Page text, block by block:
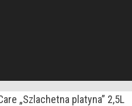
„Szlachetna platyna” 2,5L